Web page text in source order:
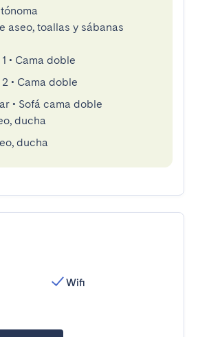
aseo, toallas y sábanas
• Cama doble
• Cama doble
• Sofá cama doble
ducha
ducha
Wifi